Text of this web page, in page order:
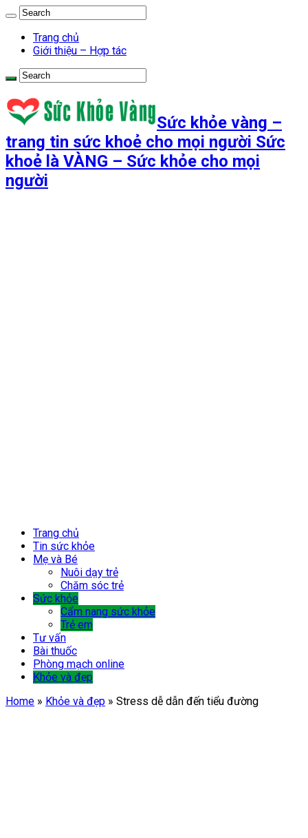
Trang chủ
Giới thiệu – Hợp tác
Sức khỏe vàng –
trang tin sức khoẻ cho mọi người Sức
khoẻ là VÀNG – Sức khỏe cho mọi
người
Trang chủ
Tin sức khỏe
Mẹ và Bé
Nuôi dạy trẻ
Chăm sóc trẻ
Sức khỏe
Cẩm nang sức khỏe
Trẻ em
Tư vấn
Bài thuốc
Phòng mạch online
Khỏe và đẹp
Home » Khỏe và đẹp » Stress dễ dẫn đến tiểu đường